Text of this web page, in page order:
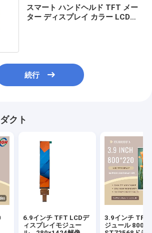
スマート ハンドヘルド TFT メー
ター ディスプレイ カラー LCD
続行
クト
6.9インチ TFT LCDデ
ィスプレイモジュー
3.9インチ TFT
ジュール